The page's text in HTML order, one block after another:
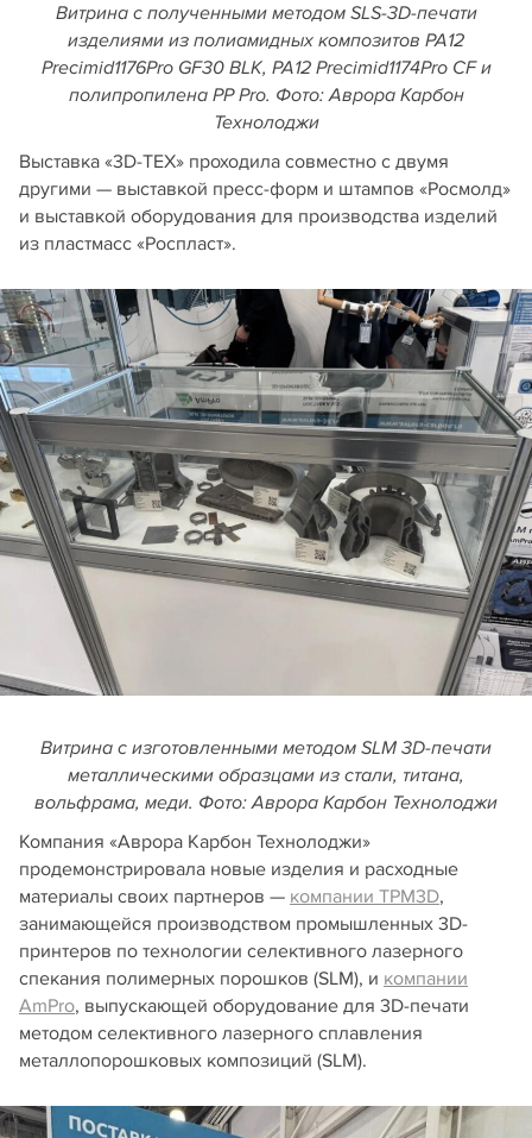
Витрина с полученными методом SLS-3D-печати
изделиями из полиамидных композитов PA12
Precimid1176Pro GF30 BLK, PA12 Precimid1174Pro CF и
полипропилена PP Pro. Фото: Аврора Карбон
Технолоджи
Выставка «3D-ТЕХ» проходила совместно с двумя
другими — выставкой пресс-форм и штампов «Росмолд»
и выставкой оборудования для производства изделий
из пластмасс «Роспласт».
Витрина с изготовленными методом SLM 3D-печати
металлическими образцами из стали, титана,
вольфрама, меди. Фото: Аврора Карбон Технолоджи
Компания «Аврора Карбон Технолоджи»
продемонстрировала новые изделия и расходные
материалы своих партнеров — компании TPM3D,
занимающейся производством промышленных 3D-
принтеров по технологии селективного лазерного
спекания полимерных порошков (SLM), и компании
AmPro, выпускающей оборудование для 3D-печати
методом селективного лазерного сплавления
металлопорошковых композиций (SLM).